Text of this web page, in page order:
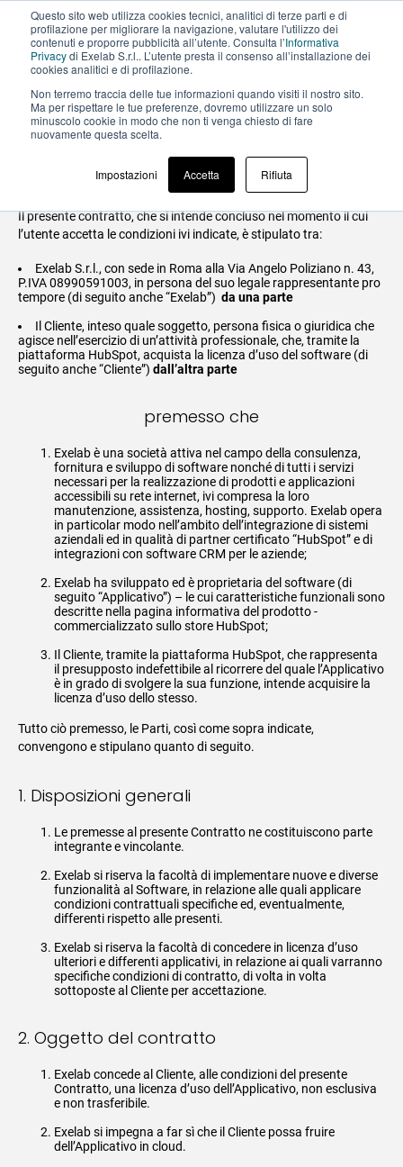
Questo sito web utilizza cookies tecnici, analitici di terze parti e di
profilazione per migliorare la navigazione, valutare l'utilizzo dei
contenuti e proporre pubblicità all’utente. Consulta l’Informativa
Privacydi Exelab S.r.l.. L’utente presta il consenso all’installazione dei
cookies analitici e di profilazione.
Non terremo traccia delle tue informazioni quando visiti il ​​nostro sito.
Ma per rispettare le tue preferenze, dovremo utilizzare un solo
minuscolo cookie in modo che non ti venga chiesto di fare
nuovamente questa scelta.
Impostazioni Accetta Rifiuta
Contratto di licenza
d’uso di software
Il presente contratto, che si intende concluso nel momento il cui
l’utente accetta le condizioni ivi indicate, è stipulato tra:
Exelab S.r.l., con sede in Roma alla Via Angelo Poliziano n. 43,
P.IVA 08990591003, in persona del suo legale rappresentante pro
tempore (di seguito anche “Exelab”) da una parte
Il Cliente, inteso quale soggetto, persona fisica o giuridica che
agisce nell’esercizio di un’attività professionale, che, tramite la
piattaforma HubSpot, acquista la licenza d’uso del software (di
seguito anche “Cliente”) dall’altra parte
premesso che
Exelab è una società attiva nel campo della consulenza,
fornitura e sviluppo di software nonché di tutti i servizi
necessari per la realizzazione di prodotti e applicazioni
accessibili su rete internet, ivi compresa la loro
manutenzione, assistenza, hosting, supporto. Exelab opera
in particolar modo nell’ambito dell’integrazione di sistemi
aziendali ed in qualità di partner certificato “HubSpot” e di
integrazioni con software CRM per le aziende;
Exelab ha sviluppato ed è proprietaria del software (di
seguito “Applicativo”) – le cui caratteristiche funzionali sono
descritte nella pagina informativa del prodotto -
commercializzato sullo store HubSpot;
Il Cliente, tramite la piattaforma HubSpot, che rappresenta
il presupposto indefettibile al ricorrere del quale l’Applicativo
è in grado di svolgere la sua funzione, intende acquisire la
licenza d’uso dello stesso.
Tutto ciò premesso, le Parti, così come sopra indicate,
convengono e stipulano quanto di seguito.
1. Disposizioni generali
Le premesse al presente Contratto ne costituiscono parte
integrante e vincolante.
Exelab si riserva la facoltà di implementare nuove e diverse
funzionalità al Software, in relazione alle quali applicare
condizioni contrattuali specifiche ed, eventualmente,
differenti rispetto alle presenti.
Exelab si riserva la facoltà di concedere in licenza d’uso
ulteriori e differenti applicativi, in relazione ai quali varranno
specifiche condizioni di contratto, di volta in volta
sottoposte al Cliente per accettazione.
2. Oggetto del contratto
Exelab concede al Cliente, alle condizioni del presente
Contratto, una licenza d’uso dell’Applicativo, non esclusiva
e non trasferibile.
Exelab si impegna a far sì che il Cliente possa fruire
dell’Applicativo in cloud.